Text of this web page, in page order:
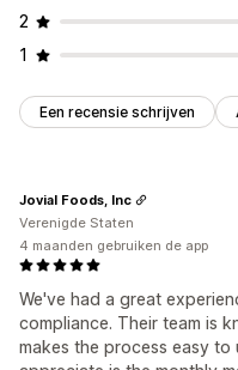
2
1
Een recensie schrijven
We've had a great
compliance. Their team is
makes the process easy to
Jovial Foods, Inc
Verenigde Staten
4 maanden gebruiken de app